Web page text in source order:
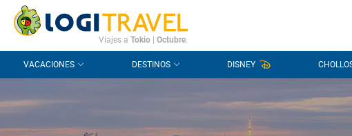
CONTACTO PREGUNTAS FRECUENTES
Viajes a Tokio| Octubre.
VACACIONES DESTINOS DISNEY